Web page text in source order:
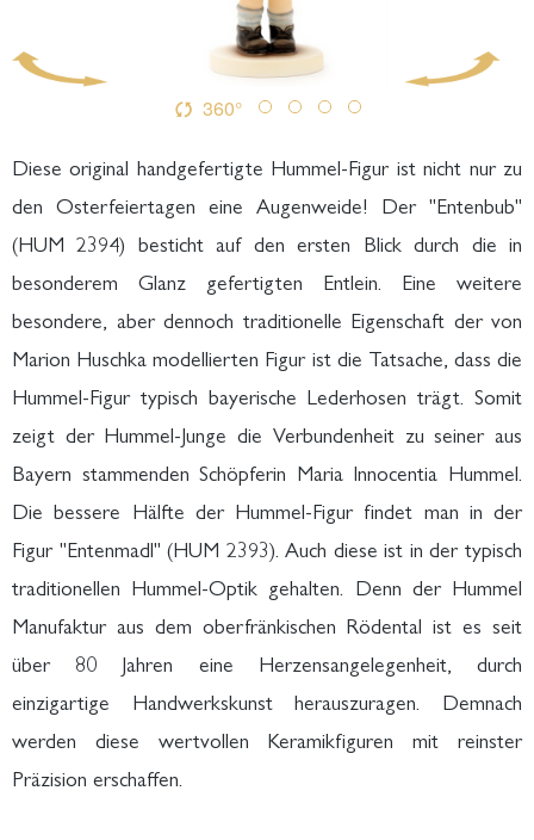
360°
Diese original handgefertigte Hummel-Figur ist nicht nur zu
den Osterfeiertagen eine Augenweide! Der "Entenbub"
(HUM 2394) besticht auf den ersten Blick durch die in
besonderem Glanz gefertigten Entlein. Eine weitere
besondere, aber dennoch traditionelle Eigenschaft der von
Marion Huschka modellierten Figur ist die Tatsache, dass die
Hummel-Figur typisch bayerische Lederhosen trägt. Somit
zeigt der Hummel-Junge die Verbundenheit zu seiner aus
Bayern stammenden Schöpferin Maria Innocentia Hummel.
Die bessere Hälfte der Hummel-Figur findet man in der
Figur "Entenmadl" (HUM 2393). Auch diese ist in der typisch
traditionellen Hummel-Optik gehalten. Denn der Hummel
Manufaktur aus dem oberfränkischen Rödental ist es seit
über 80 Jahren eine Herzensangelegenheit, durch
einzigartige Handwerkskunst herauszuragen. Demnach
werden diese wertvollen Keramikfiguren mit reinster
Präzision erschaffen.